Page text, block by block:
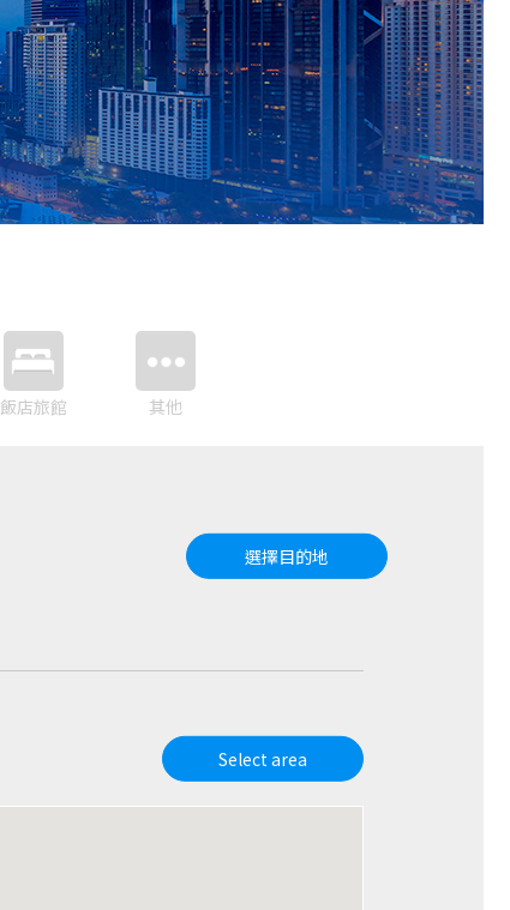
飯店旅館 其他
選擇目的地
Select area